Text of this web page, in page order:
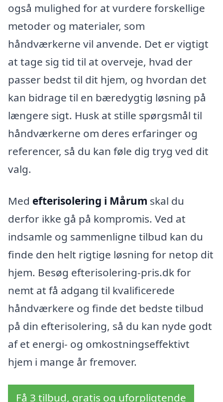
også mulighed for at vurdere forskellige
metoder og materialer, som
håndværkerne vil anvende. Det er vigtigt
at tage sig tid til at overveje, hvad der
passer bedst til dit hjem, og hvordan det
kan bidrage til en bæredygtig løsning på
længere sigt. Husk at stille spørgsmål til
håndværkerne om deres erfaringer og
referencer, så du kan føle dig tryg ved dit
valg.
Med efterisolering i Mårum skal du
derfor ikke gå på kompromis. Ved at
indsamle og sammenligne tilbud kan du
finde den helt rigtige løsning for netop dit
hjem. Besøg efterisolering-pris.dk for
nemt at få adgang til kvalificerede
håndværkere og finde det bedste tilbud
på din efterisolering, så du kan nyde godt
af et energi- og omkostningseffektivt
hjem i mange år fremover.
Få 3 tilbud, gratis og uforpligtende